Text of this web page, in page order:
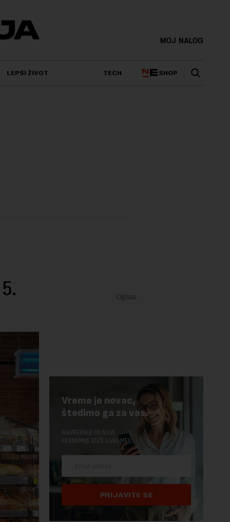
MOJ NALOG
LEPŠI ŽIVOT TECH SHOP
Vreme je novac,
štedimo ga za vas.
NAJVREDNIJE OD NOVE
EKONOMIJE STIŽE U VAŠ MEJL.
PRIJAVITE SE